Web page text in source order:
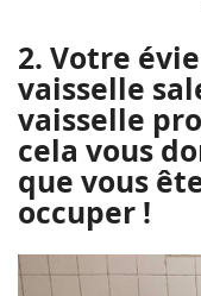
2. Votre
vaisselle
vaisselle
cela vous
que vous
occuper !